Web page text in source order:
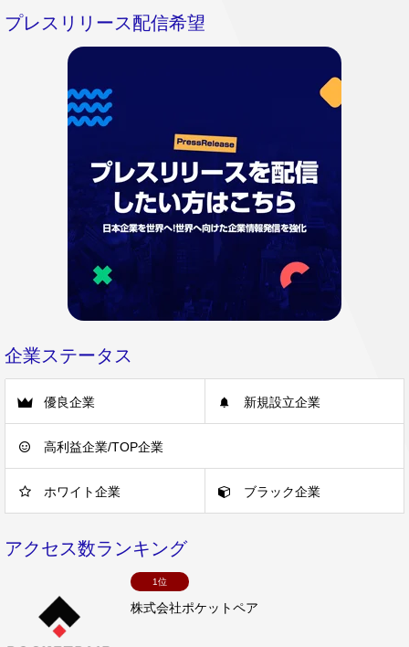
プレスリリース配信希望
企業ステータス
優良企業 新規設立企業
高利益企業/TOP企業
ホワイト企業 ブラック企業
アクセス数ランキング
1位
株式会社ポケットペア